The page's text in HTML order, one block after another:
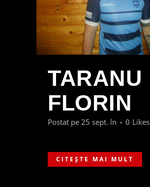
TARANU
FLORIN
Postat pe 25 sept. în 0 Likes
CITEȘTE MAI MULT